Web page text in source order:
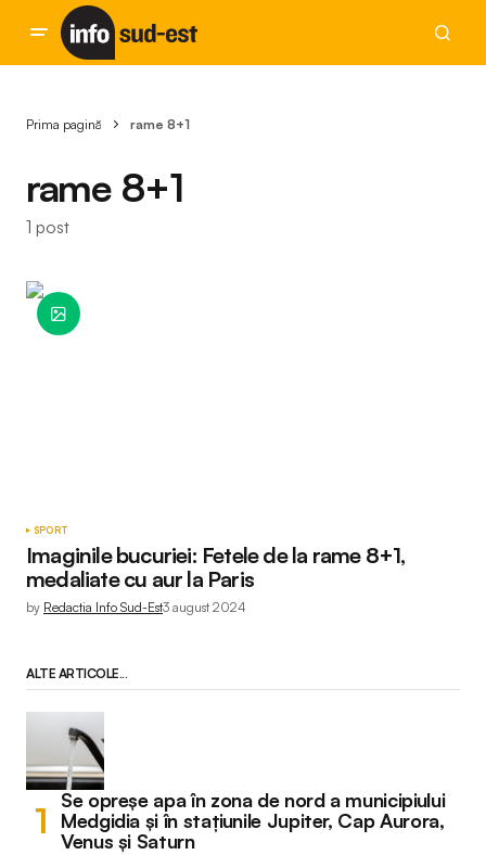
Prima pagină rame 8+1
rame 8+1
1 post
SPORT
Imaginile bucuriei: Fetele de la rame 8+1,
medaliate cu aur la Paris
by Redactia Info Sud-Est3 august 2024
ALTE ARTICOLE...
Se opreșe apa în zona de nord a municipiului
Medgidia și în stațiunile Jupiter, Cap Aurora,
Venus și Saturn